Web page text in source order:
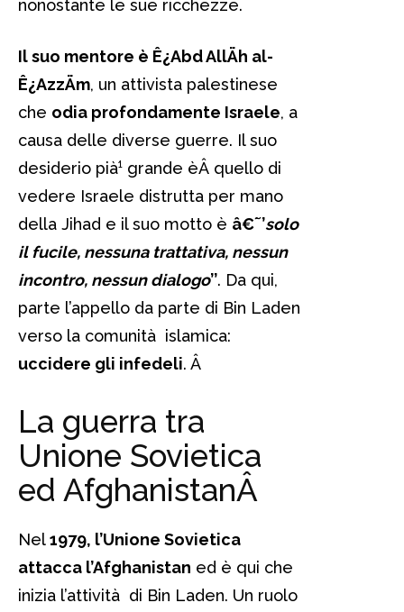
nonostante le sue ricchezze.
Il suo mentore è Ê¿Abd AllÄh al-
Ê¿AzzÄm, un attivista palestinese
che odia profondamente Israele, a
causa delle diverse guerre. Il suo
desiderio pià¹ grande èÂ quello di
vedere Israele distrutta per mano
della Jihad e il suo motto è â€˜’solo
il fucile, nessuna trattativa, nessun
incontro, nessun dialogo’’. Da qui,
parte l’appello da parte di Bin Laden
verso la comunità islamica:
uccidere gli infedeli. Â
La guerra tra
Unione Sovietica
ed AfghanistanÂ
Nel1979, l’Unione Sovietica
attacca l’Afghanistan ed è qui che
inizia l’attività di Bin Laden. Un ruolo